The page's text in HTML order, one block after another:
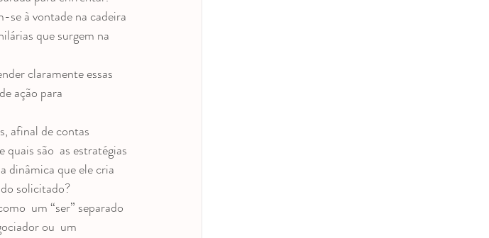
se à vontade na cadeira
que surgem na
claramente essas
ação para
afinal de contas
são  as estratégias
dinâmica que ele cria
solicitado?
um “ser” separado
ou  um